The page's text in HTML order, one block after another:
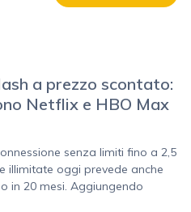
a prezzo scontato:
Netflix e HBO Max
senza limiti fino a 2,5
illimitate oggi prevede anche
in 20 mesi. Aggiungendo